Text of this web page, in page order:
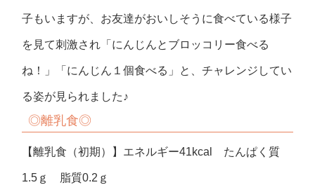
子もいますが、お友達がおいしそうに食べている様子
を見て刺激され「にんじんとブロッコリー食べる
ね！」「にんじん１個食べる」と、チャレンジしてい
る姿が見られました♪
◎離乳食◎
【離乳食（初期）】エネルギー41kcal たんぱく質
1.5ｇ 脂質0.2ｇ